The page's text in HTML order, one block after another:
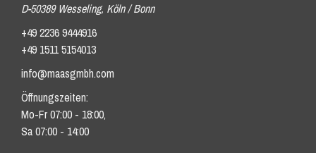
D-50389 Wesseling, Köln / Bonn
+49 2236 9444916
+49 1511 5154013
info@maasgmbh.com
Öffnungszeiten:
Mo-Fr 07:00 - 18:00,
Sa 07:00 - 14:00